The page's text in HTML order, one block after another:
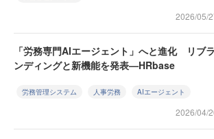
2026/05/
「労務専門AIエージェント」へと進化 リブラ
ンディングと新機能を発表—HRbase
労務管理システム 人事労務 AIエージェント
2026/04/